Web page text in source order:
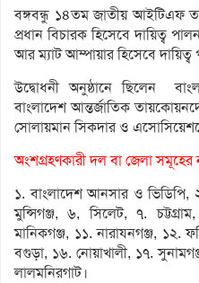
বঙ্গবন্ধু ১৪তম জাতীয় আইটিএফ
প্রধান বিচারক হিসেবে দায়িত্ব
আর ম্যাট আম্পায়ার হিসেবে
উদ্বোধনী অনুষ্ঠানে ছিলেন
বাংলাদেশ আন্তর্জাতিক
সোলায়মান সিকদার ও
অংশগ্রহণকারী দল বা জেলা সমূহের
১. বাংলাদেশ আনসার ও ভিডিপি,
মুন্সিগঞ্জ, ৬, সিলেট, ৭.
মানিকগঞ্জ, ১১. নারাযনগঞ্জ, ১২.
বগুড়া, ১৬. নোয়াখালী, ১৭.
লালমনিরগাট।